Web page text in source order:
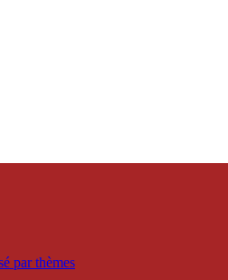
par thèmes